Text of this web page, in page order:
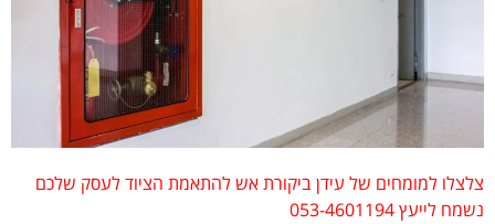
למומחים של עידן ביקורת אש להתאמת הציוד לעסק שלכם
053-4601194